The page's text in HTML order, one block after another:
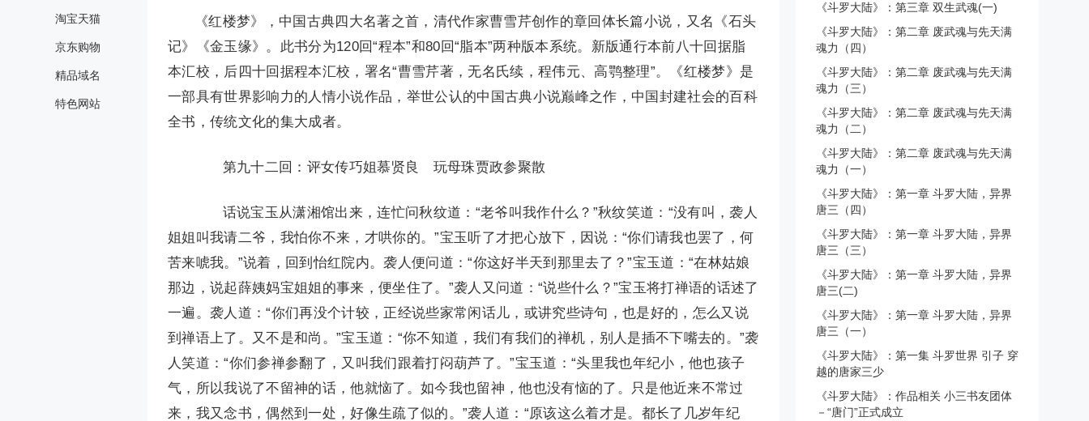
淘宝天猫
京东购物
精品域名
特色网站
《红楼梦》，中国古典四大名著之首，清代作家曹雪芹创作的章回体长篇小说，又名《石头
记》《金玉缘》。此书分为120回“程本”和80回“脂本”两种版本系统。新版通行本前八十回据脂
本汇校，后四十回据程本汇校，署名“曹雪芹著，无名氏续，程伟元、高鹗整理”。《红楼梦》是
一部具有世界影响力的人情小说作品，举世公认的中国古典小说巅峰之作，中国封建社会的百科
全书，传统文化的集大成者。
第九十二回：评女传巧姐慕贤良 玩母珠贾政参聚散
话说宝玉从潇湘馆出来，连忙问秋纹道：“老爷叫我作什么？”秋纹笑道：“没有叫，袭人
姐姐叫我请二爷，我怕你不来，才哄你的。”宝玉听了才把心放下，因说：“你们请我也罢了，何
苦来唬我。”说着，回到怡红院内。袭人便问道：“你这好半天到那里去了？”宝玉道：“在林姑娘
那边，说起薛姨妈宝姐姐的事来，便坐住了。”袭人又问道：“说些什么？”宝玉将打禅语的话述了
一遍。袭人道：“你们再没个计较，正经说些家常闲话儿，或讲究些诗句，也是好的，怎么又说
到禅语上了。又不是和尚。”宝玉道：“你不知道，我们有我们的禅机，别人是插不下嘴去的。”袭
人笑道：“你们参禅参翻了，又叫我们跟着打闷葫芦了。”宝玉道：“头里我也年纪小，他也孩子
气，所以我说了不留神的话，他就恼了。如今我也留神，他也没有恼的了。只是他近来不常过
来，我又念书，偶然到一处，好像生疏了似的。”袭人道：“原该这么着才是。都长了几岁年纪
《斗罗大陆》：第三章 双生武魂(一)
《斗罗大陆》：第二章 废武魂与先天满
魂力（四）
《斗罗大陆》：第二章 废武魂与先天满
魂力（三）
《斗罗大陆》：第二章 废武魂与先天满
魂力（二）
《斗罗大陆》：第二章 废武魂与先天满
魂力（一）
《斗罗大陆》：第一章 斗罗大陆，异界
唐三（四）
《斗罗大陆》：第一章 斗罗大陆，异界
唐三（三）
《斗罗大陆》：第一章 斗罗大陆，异界
唐三(二)
《斗罗大陆》：第一章 斗罗大陆，异界
唐三（一）
《斗罗大陆》：第一集 斗罗世界 引子 穿
越的唐家三少
《斗罗大陆》：作品相关 小三书友团体
－“唐门”正式成立